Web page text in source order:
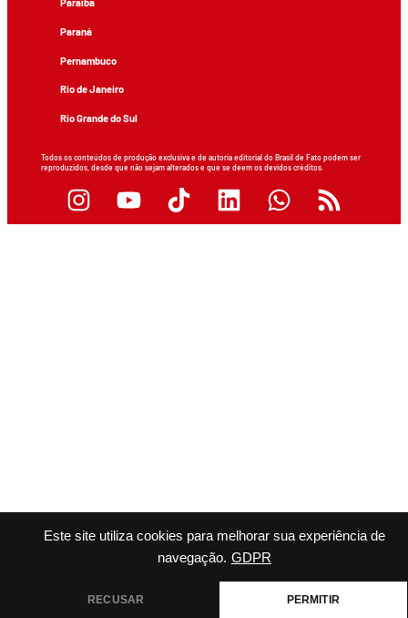
Este site utiliza cookies para melhorar sua experiência de
navegação. GDPR
RECUSAR PERMITIR
Paraíba
Paraná
Pernambuco
Rio de Janeiro
Rio Grande do Sul
Todos os conteúdos de produção exclusiva e de autoria editorial do Brasil de Fato podem ser
reproduzidos, desde que não sejam alterados e que se deem os devidos créditos.